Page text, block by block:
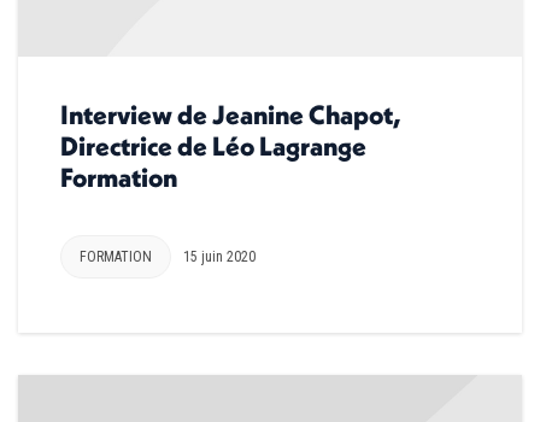
Interview de Jeanine Chapot,
Directrice de Léo Lagrange
Formation
FORMATION 15 juin 2020